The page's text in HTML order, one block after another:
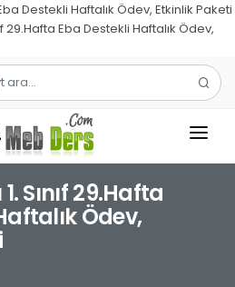
Eba Destekli Haftalık Ödev, Etkinlik Paketi
29.Hafta Eba Destekli Haftalık Ödev,
Sınıf 29.Hafta
Ödev,